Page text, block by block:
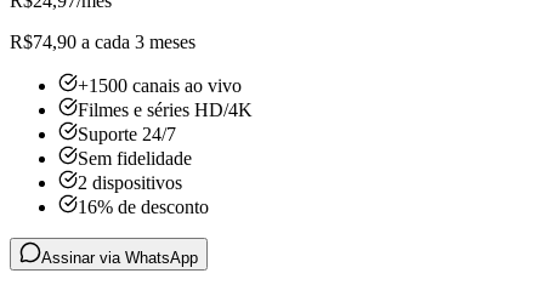
R$74,90 a cada 3 meses
+1500 canais ao vivo
Filmes e séries HD/4K
Suporte 24/7
Sem fidelidade
2 dispositivos
16% de desconto
Assinar via WhatsApp